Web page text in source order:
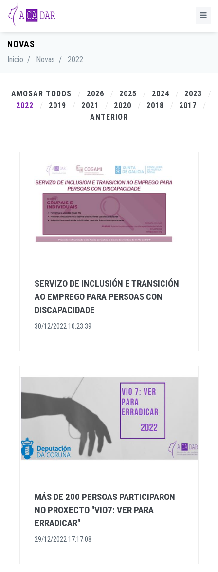
NOVAS
Inicio / Novas / 2022
AMOSAR TODOS 2026 2025 2024
2023
2022
2019 2021 2020 2018
2017
ANTERIOR
SERVIZO DE INCLUSIÓN E TRANSICIÓN
AO EMPREGO PARA PERSOAS CON
DISCAPACIDADE
30/12/2022 10:23:39
MÁS DE 200 PERSOAS PARTICIPARON
NO PROXECTO "VIO7: VER PARA
ERRADICAR"
29/12/2022 17:17:08